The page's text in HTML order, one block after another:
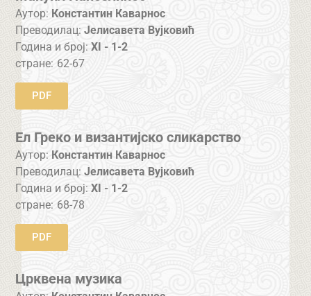
Аутор: Константин Каварнос
Преводилац: Јелисавета Вујковић
Година и број:XI - 1-2
стране: 62-67
PDF
Ел Греко и византијско сликарство
Аутор: Константин Каварнос
Преводилац: Јелисавета Вујковић
Година и број:XI - 1-2
стране: 68-78
PDF
Црквена музика